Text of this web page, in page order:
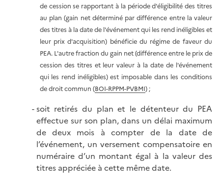
de cession se rapportant à la période d'éligibilité des titres
au plan (gain net déterminé par différence entre la valeur
des titres à la date de l'événement qui les rend inéligibles et
leur prix d'acquisition) bénéficie du régime de faveur du
PEA. L'autre fraction du gain net (différence entre le prix de
cession des titres et leur valeur à la date de l'événement
qui les rend inéligibles) est imposable dans les conditions
de droit commun (BOI-RPPM-PVBMI) ;
soit retirés du plan et le détenteur du PEA
effectue sur son plan, dans un délai maximum
de deux mois à compter de la date de
l’événement, un versement compensatoire en
numéraire d’un montant égal à la valeur des
titres appréciée à cette même date.